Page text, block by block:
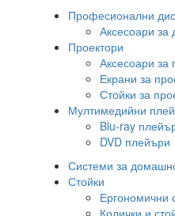
Професионални
Аксесоари за
Проектори
Аксесоари за
Екрани за
Стойки за
Мултимедийни
Blu-ray
DVD плейъри
Системи за
Стойки
Ергономични
Колички и